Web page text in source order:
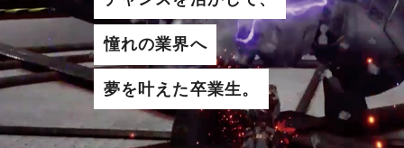
憧れの業界へ
夢を叶えた卒業生。